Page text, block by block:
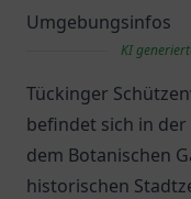
Umgebungsinfos
KI
Tückinger
befindet sich in
dem Botanischen
historischen